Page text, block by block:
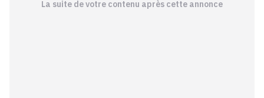
La suite de votre contenu après cette annonce